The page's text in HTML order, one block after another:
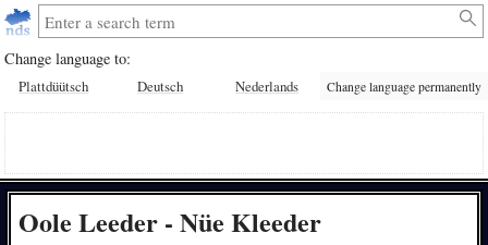
Change language to:
Plattdüütsch Deutsch Nederlands Change language permanently
Oole Leeder - Nüe Kleeder